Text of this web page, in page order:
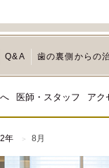
Q&A 歯の裏側からの
医師・スタッフ アク
年 8月